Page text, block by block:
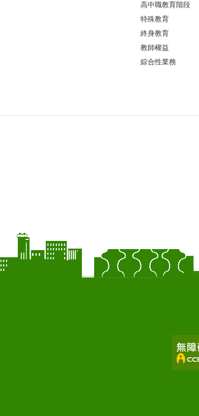
高中職教育階段
特殊教育
終身教育
教師權益
綜合性業務